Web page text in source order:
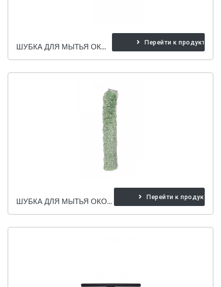
ШУБКА ДЛЯ МЫТЬЯ ОКОН (МИКРОФИБРА) Перейти к продукту
ШУБКА ДЛЯ МЫТЬЯ ОКОН (ЗЕЛЕНАЯ-БЕЛАЯ) Перейти к продукту